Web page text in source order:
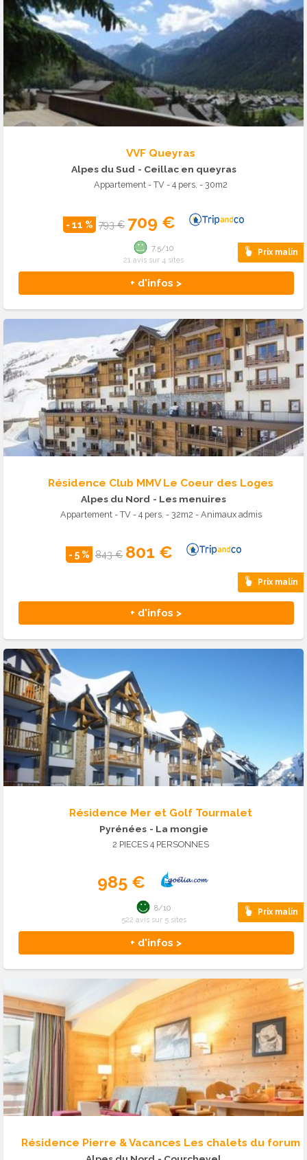
VVF Queyras
Alpes du Sud - Ceillac en queyras
Appartement - TV - 4 pers. - 30m2
- 11 % 793 € 709 €
Prix malin
+ d'infos >
7.5/10
21 avis sur 4 sites
Résidence Club MMV Le Coeur des Loges
Alpes du Nord - Les menuires
Appartement - TV - 4 pers. - 32m2 - Animaux admis
- 5 % 843 € 801 €
Prix malin
+ d'infos >
Résidence Mer et Golf Tourmalet
Pyrénées - La mongie
2 PIECES 4 PERSONNES
985 €
Prix malin
+ d'infos >
8/10
522 avis sur 5 sites
Résidence Pierre & Vacances Les chalets du forum